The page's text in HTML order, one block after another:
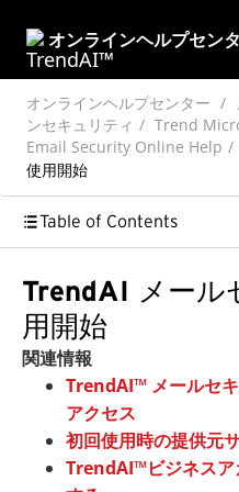
オンラインヘルプセン
オンラインヘルプセンター
ンセキュリティ
Trend
Email Security Online Help
使用開始
Table of Contents
TrendAI メール
用開始
関連情報
TrendAI™ メールセ
アクセス
初回使用時の提供元
TrendAI™ビジネスア